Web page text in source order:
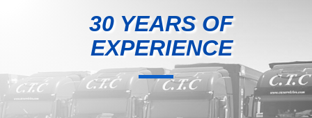
30 YEARS OF
EXPERIENCE